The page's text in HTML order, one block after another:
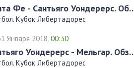
Санта Фе -
Кубок Либертадорес
Января 2018,00:30
Сантьяго
Кубок Либертадорес